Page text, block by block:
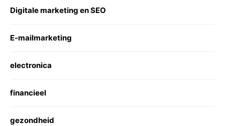
Digitale marketing en SEO
E-mailmarketing
electronica
financieel
gezondheid